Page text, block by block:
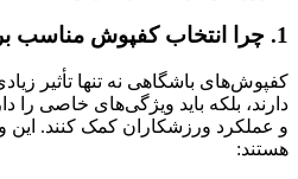
1. چرا انتخاب کفپوش مناسب
کفپوش‌های باشگاهی نه تنها تأثیر
دارند، بلکه باید ویژگی‌های خاصی را
و عملکرد ورزشکاران کمک کنند. این
هستند: